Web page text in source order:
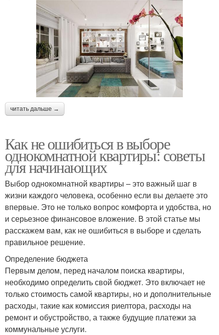
читать дальше →
Как не ошибиться в выборе
однокомнатной квартиры: советы
для начинающих
Выбор однокомнатной квартиры – это важный шаг в
жизни каждого человека, особенно если вы делаете это
впервые. Это не только вопрос комфорта и удобства, но
и серьезное финансовое вложение. В этой статье мы
расскажем вам, как не ошибиться в выборе и сделать
правильное решение.
Определение бюджета
Первым делом, перед началом поиска квартиры,
необходимо определить свой бюджет. Это включает не
только стоимость самой квартиры, но и дополнительные
расходы, такие как комиссия риелтора, расходы на
ремонт и обустройство, а также будущие платежи за
коммунальные услуги.